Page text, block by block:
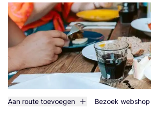
Aan route toevoegen Bezoek webshop